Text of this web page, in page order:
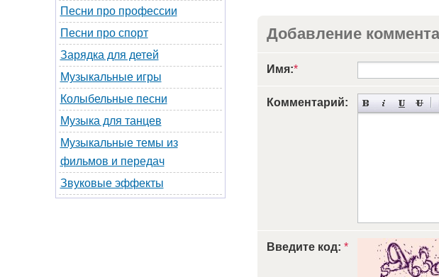
Песни про профессии
Песни про спорт
Зарядка для детей
Музыкальные игры
Колыбельные песни
Музыка для танцев
Музыкальные темы из
фильмов и передач
Звуковые эффекты
Добавление
Имя:*
Комментарий:
Введите код: *